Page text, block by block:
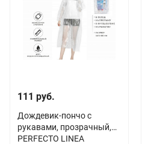
111 руб.
Дождевик-пончо c
рукавами, прозрачный,
PERFECTO LINEA